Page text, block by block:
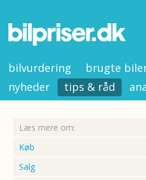
bilvurdering brugte
nyheder
tips & råd
Læs mere om:
Køb
Salg